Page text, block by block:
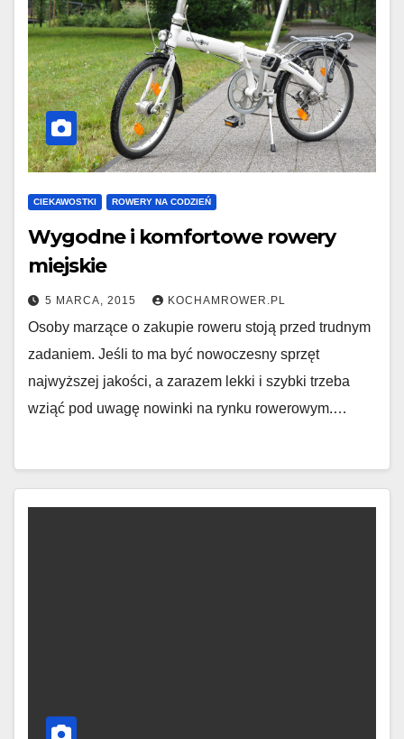
CIEKAWOSTKI ROWERY NA CODZIEŃ
Wygodne i komfortowe rowery
miejskie
5 MARCA, 2015 KOCHAMROWER.PL
Osoby marzące o zakupie roweru stoją przed trudnym
zadaniem. Jeśli to ma być nowoczesny sprzęt
najwyższej jakości, a zarazem lekki i szybki trzeba
wziąć pod uwagę nowinki na rynku rowerowym.…